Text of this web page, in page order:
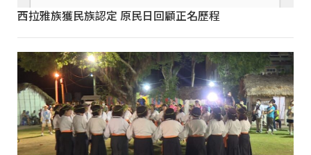
西拉雅族獲民族認定 原民日回顧正名歷程